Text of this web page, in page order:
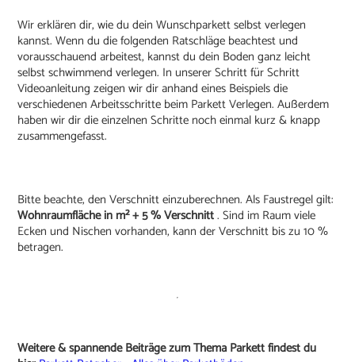
Wir erklären dir, wie du dein Wunschparkett selbst verlegen
kannst. Wenn du die folgenden Ratschläge beachtest und
vorausschauend arbeitest, kannst du dein Boden ganz leicht
selbst schwimmend verlegen. In unserer Schritt für Schritt
Videoanleitung zeigen wir dir anhand eines Beispiels die
verschiedenen Arbeitsschritte beim Parkett Verlegen. Außerdem
haben wir dir die einzelnen Schritte noch einmal kurz & knapp
zusammengefasst.
Bitte beachte, den Verschnitt einzuberechnen. Als Faustregel gilt:
Wohnraumfläche in m² + 5 % Verschnitt. Sind im Raum viele
Ecken und Nischen vorhanden, kann der Verschnitt bis zu 10 %
betragen.
Weitere & spannende Beiträge zum Thema Parkett findest du